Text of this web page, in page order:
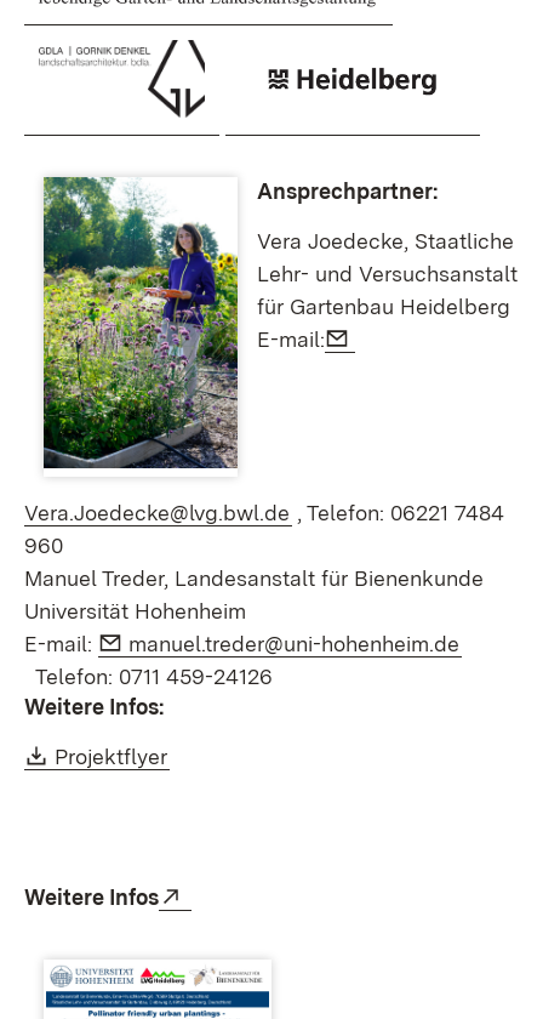
Ansprechpartner:
Vera Joedecke, Staatliche
Lehr- und Versuchsanstalt
für Gartenbau Heidelberg
E-mail:
Vera.Joedecke@lvg.bwl.de (Öffnet in neuem Fenster)
, Telefon: 06221 7484
960
Manuel Treder, Landesanstalt für Bienenkunde
Universität Hohenheim
E-mail:
E-Mail:
manuel.treder@uni-hohenheim.de
Telefon: 0711 459-24126
Weitere Infos:
Download:
Projektflyer
Weitere Infos